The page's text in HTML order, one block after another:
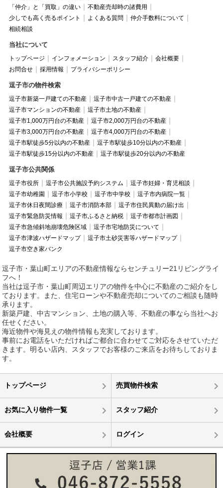
「仲介」と「買取」の違い
不動産売却時の諸費用
少しでも高く売るポイント
よくある質問
仲介手数料について
相続相談
当社について
トップページ インフォメーション スタッフ紹介
会社概要
お問合せ
採用情報 プライバシーポリシー
逗子市の物件検索
逗子市新築一戸建ての不動産
逗子市中古一戸建ての不動産
逗子市マンションの不動産
逗子市土地の不動産
逗子市1,000万円台の不動産
逗子市2,000万円台の不動産
逗子市3,000万円台の不動産
逗子市4,000万円台の不動産
逗子市駅徒歩5分以内の不動産
逗子市駅徒歩10分以内の不動産
逗子市駅徒歩15分以内の不動産
逗子市駅徒歩20分以内の不動産
逗子市公共関係
逗子市役所 逗子市公共施設予約システム
逗子市妊婦・育児相談
逗子市幼稚園
逗子市小学校 逗子市中学校
逗子市内病院一覧
逗子市休日夜間診療
逗子市消防本部
逗子市住民異動の届け出
逗子市緊急防災情報
逗子市ふるさと納税
逗子市都市計画図
逗子市急傾斜地崩壊危険区域
逗子市宅地防災について
逗子市津波ハザードマップ
逗子市土砂災害等ハザードマップ
逗子市空き家バンク
逗子市・葉山町エリアの不動産情報ならセンチュリー21リビングライ
フへ！
当社は逗子市・葉山町周辺エリアの物件を中心に不動産のご紹介をし
ております。また、住宅ローンや不動産売却についてのご相談も随時
承ります。
新築戸建、中古マンション、土地の購入等、不動産の事なら当社へお
任せください。
海近物件や海見えの物件情報も充実しております。
事前にお電話をいただければご都合に合わせてご対応をさせていただ
きます。明るい店内、スタッフでお客様のご来店をお待ちしておりま
す。
トップページ 売買物件検索
お気に入り物件一覧 スタッフ紹介
会社概要 ログイン